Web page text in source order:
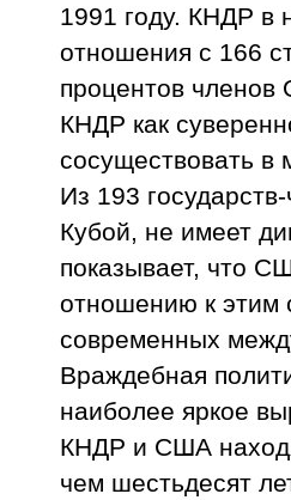
1991 году. КНДР в
отношения с 166
процентов
КНДР как
сосуществовать
Из 193
Кубой, не имеет
показывает, что
отношению к этим
современных
Враждебная
наиболее яркое
КНДР и США
чем шестьдесят